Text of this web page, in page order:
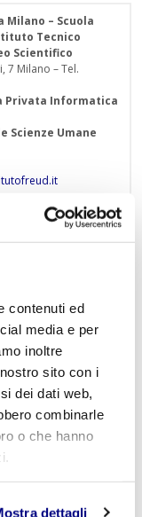
contenuti ed
media e per
inoltre
sito con i
dei dati web,
combinarle
o che hanno
dettagli
– Scuola
Tecnico
Scientifico
7 Milano – Tel.
Privata Informatica
Scienze Umane
I campi
*